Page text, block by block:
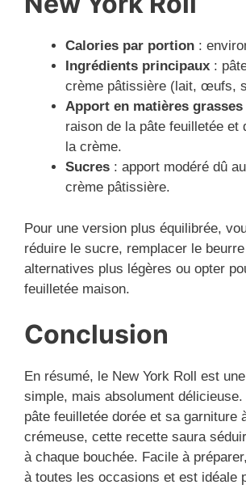
Calories par portion :
Ingrédients principaux :
crème pâtissière (lait, œufs,
Apport en matières grasses
raison de la pâte feuilletée et
la crème.
Sucres : apport modéré dû
crème pâtissière.
Pour une version plus équilibrée,
réduire le sucre, remplacer le
alternatives plus légères ou opter
feuilletée maison.
Conclusion
En résumé, le New York Roll est
simple, mais absolument
pâte feuilletée dorée et sa garniture
crémeuse, cette recette saura
à chaque bouchée. Facile à
à toutes les occasions et est idéale